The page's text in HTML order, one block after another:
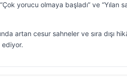
yorucu olmaya başladı” ve
artan cesur sahneler ve sıra dışı